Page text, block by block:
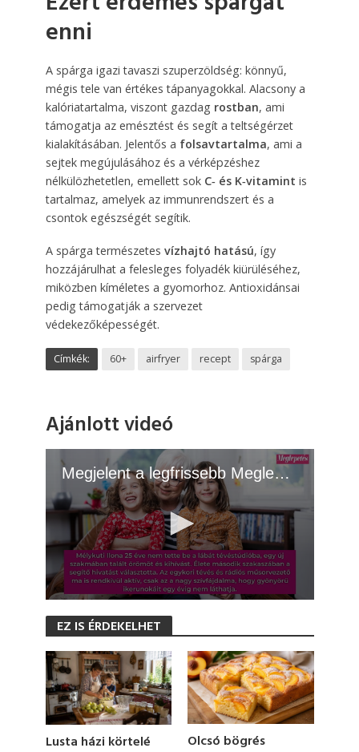
enni
A spárga igazi tavaszi szuperzöldség: könnyű,
mégis tele van értékes tápanyagokkal. Alacsony a
kalóriatartalma, viszont gazdag rostban, ami
támogatja az emésztést és segít a teltségérzet
kialakításában. Jelentős a folsavtartalma, ami a
sejtek megújulásához és a vérképzéshez
nélkülözhetetlen, emellett sok C‑ és K‑vitamint is
tartalmaz, amelyek az immunrendszert és a
csontok egészségét segítik.
A spárga természetes vízhajtó hatású, így
hozzájárulhat a felesleges folyadék kiürüléséhez,
miközben kíméletes a gyomorhoz. Antioxidánsai
pedig támogatják a szervezet
védekezőképességét.
Címkék: 60+ airfryer recept spárga
Ajánlott videó
Megjelent a legfrissebb Meglepetés! - 2026.06.23.
s
o
n
d
s
o
f
6
EZ IS ÉRDEKELHET
Lusta házi körtelé Olcsó bögrés